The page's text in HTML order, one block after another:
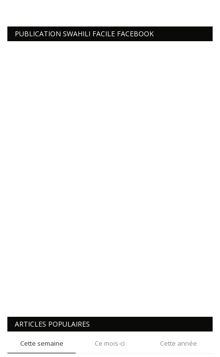
PUBLICATION SWAHILI FACILE FACEBOOK
ARTICLES POPULAIRES
Cette semaine Ce mois-ci Cette année